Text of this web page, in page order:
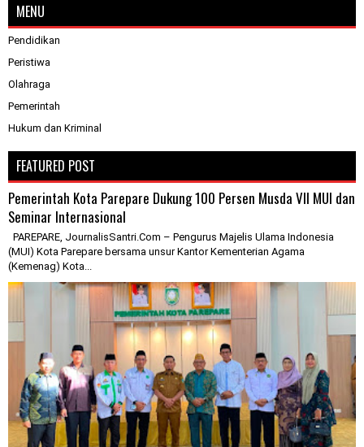
MENU
Pendidikan
Peristiwa
Olahraga
Pemerintah
Hukum dan Kriminal
FEATURED POST
Pemerintah Kota Parepare Dukung 100 Persen Musda VII MUI dan
Seminar Internasional
PAREPARE, JournalisSantri.Com – Pengurus Majelis Ulama Indonesia
(MUI) Kota Parepare bersama unsur Kantor Kementerian Agama
(Kemenag) Kota...